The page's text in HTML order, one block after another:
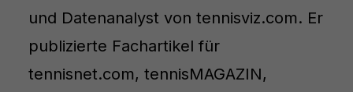
und Datenanalyst von tennisviz.com. Er
publizierte Fachartikel für
tennisnet.com, tennisMAGAZIN,